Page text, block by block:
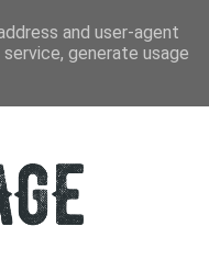
and user-agent
generate usage